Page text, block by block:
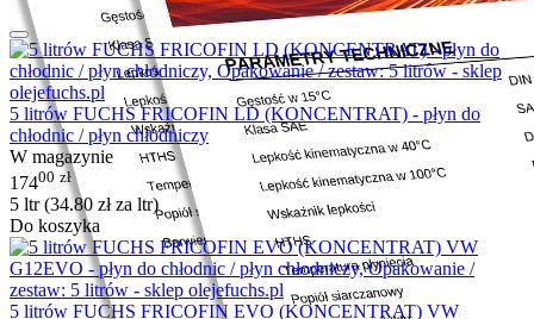
5 litrów FUCHS FRICOFIN LD (KONCENTRAT) - płyn do
chłodnic / płyn chłodniczy
W magazynie
17400 zł
5 ltr (34.80 złza ltr)
Do koszyka
5 litrów FUCHS FRICOFIN EVO (KONCENTRAT) VW